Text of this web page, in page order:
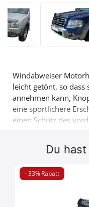
Windabweiser
leicht getönt, so dass
annehmen kann,
eine sportlichere
einen Schutz des
. Noch ein
Vielfallt vonDu
- 33% Rabatt